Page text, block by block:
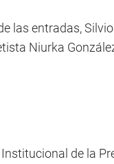
las entradas,
Niurka
de la